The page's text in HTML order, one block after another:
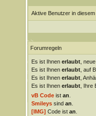
Aktive Benutzer in diesem
Forumregeln
Es ist Ihnen erlaubt,
Es ist Ihnen erlaubt, auf
Es ist Ihnen erlaubt,
Es ist Ihnen erlaubt, Ihre
vB Codeist an
Smileyssind an
[IMG] Code ist an